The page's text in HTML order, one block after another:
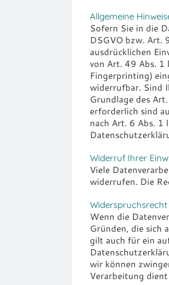
Allgemeine
Sofern Sie in die
DSGVO bzw. Art.
ausdrücklichen
von Art. 49 Abs. 1
Fingerprinting)
widerrufbar. Sind
Grundlage des
erforderlich sind
nach Art. 6 Abs. 1
Widerruf Ihrer
Viele
widerrufen. Die
Widerspruchsrecht
Wenn die
Gründen, die sich
gilt auch für ein
wir können
Verarbeitung